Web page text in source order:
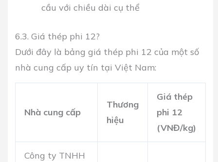
cầu với chiều dài cụ thể
6.3. Giá thép phi 12?
Dưới đây là bảng giá thép phi 12 của một số
nhà cung cấp uy tín tại Việt Nam:
Nhà cung cấp
Thương
hiệu
Giá thép
phi 12
(VNĐ/kg)
Công ty TNHH